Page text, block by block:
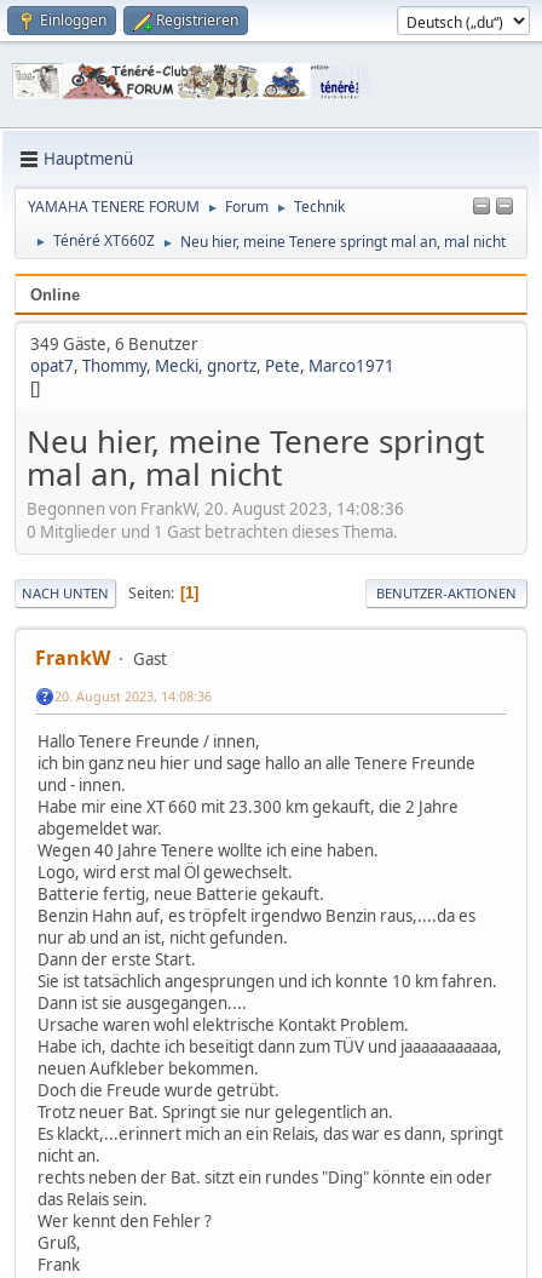
Einloggen Registrieren
Hauptmenü
YAMAHA TENERE FORUM ► Forum ► Technik
► Ténéré XT660Z ► Neu hier, meine Tenere springt mal an, mal nicht
Online
349 Gäste, 6 Benutzer
opat7, Thommy, Mecki, gnortz, Pete, Marco1971
[]
Neu hier, meine Tenere springt
mal an, mal nicht
Begonnen von FrankW, 20. August 2023, 14:08:36
0 Mitglieder und 1 Gast betrachten dieses Thema.
NACH UNTEN Seiten 1 BENUTZER-AKTIONEN
FrankW Gast
20. August 2023, 14:08:36
Hallo Tenere Freunde / innen,
ich bin ganz neu hier und sage hallo an alle Tenere Freunde
und - innen.
Habe mir eine XT 660 mit 23.300 km gekauft, die 2 Jahre
abgemeldet war.
Wegen 40 Jahre Tenere wollte ich eine haben.
Logo, wird erst mal Öl gewechselt.
Batterie fertig, neue Batterie gekauft.
Benzin Hahn auf, es tröpfelt irgendwo Benzin raus,....da es
nur ab und an ist, nicht gefunden.
Dann der erste Start.
Sie ist tatsächlich angesprungen und ich konnte 10 km fahren.
Dann ist sie ausgegangen....
Ursache waren wohl elektrische Kontakt Problem.
Habe ich, dachte ich beseitigt dann zum TÜV und jaaaaaaaaaaa,
neuen Aufkleber bekommen.
Doch die Freude wurde getrübt.
Trotz neuer Bat. Springt sie nur gelegentlich an.
Es klackt,...erinnert mich an ein Relais, das war es dann, springt
nicht an.
rechts neben der Bat. sitzt ein rundes "Ding" könnte ein oder
das Relais sein.
Wer kennt den Fehler ?
Gruß,
Frank